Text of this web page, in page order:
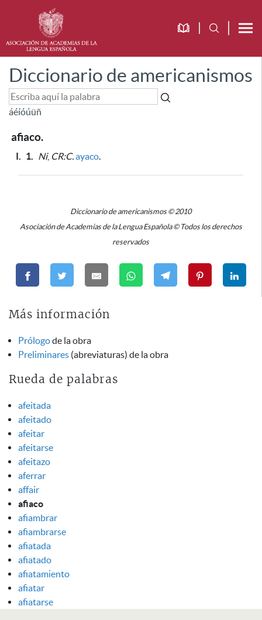
Diccionario de americanismos
áéíóúüñ
afiaco.
I. 1. Ni, CR:C.ayaco.
Diccionario de americanismos © 2010
Asociación de Academias de la Lengua Española © Todos los derechos
reservados
Más información
Prólogode la obra
Preliminares (abreviaturas) de la obra
Rueda de palabras
afeitada
afeitado
afeitar
afeitarse
afeitazo
aferrar
affair
afiaco
afiambrar
afiambrarse
afiatada
afiatado
afiatamiento
afiatar
afiatarse